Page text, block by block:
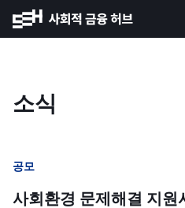
소식
공모
사회환경 문제해결 지원